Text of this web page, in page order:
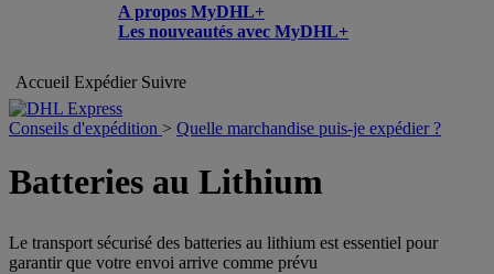
A propos MyDHL+
Les nouveautés avec MyDHL+
Accueil Expédier Suivre
Conseils d'expédition > Quelle marchandise puis-je expédier ?
Batteries au Lithium
Le transport sécurisé des batteries au lithium est essentiel pour
garantir que votre envoi arrive comme prévu